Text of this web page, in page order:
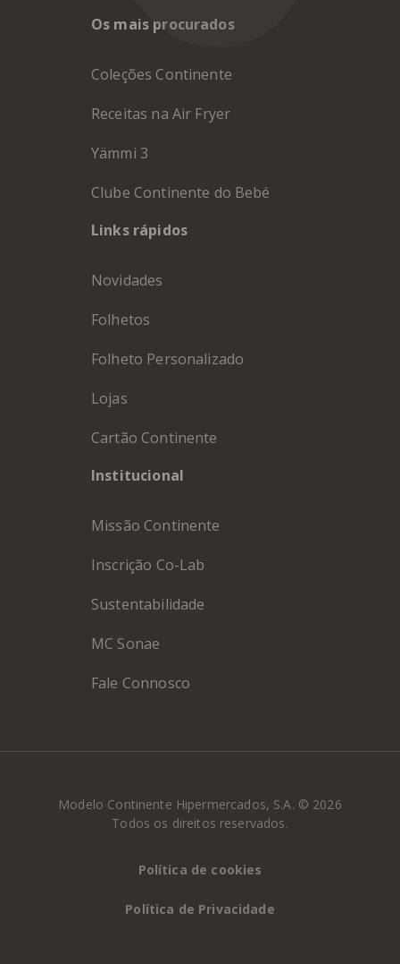
Os mais procurados
Coleções Continente
Receitas na Air Fryer
Yämmi 3
Clube Continente do Bebé
Links rápidos
Novidades
Folhetos
Folheto Personalizado
Lojas
Cartão Continente
Institucional
Missão Continente
Inscrição Co-Lab
Sustentabilidade
MC Sonae
Fale Connosco
Modelo Continente Hipermercados, S.A. © 2026
Todos os direitos reservados.
Política de cookies
Política de Privacidade